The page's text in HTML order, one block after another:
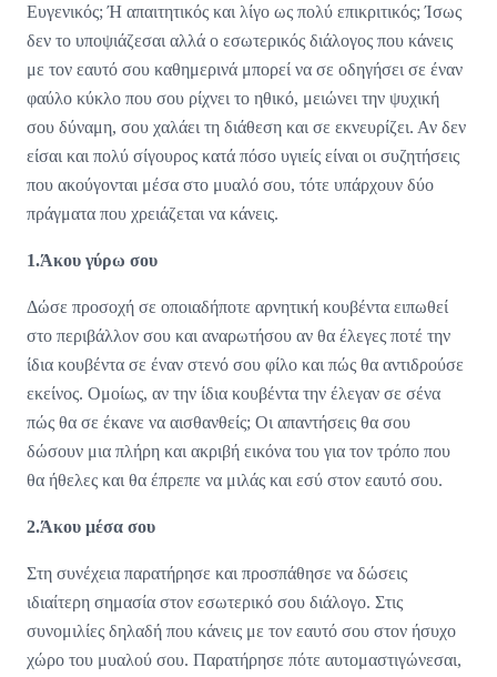
Ευγενικός; Ή απαιτητικός και λίγο ως πολύ επικριτικός; Ίσως
δεν το υποψιάζεσαι αλλά ο εσωτερικός διάλογος που κάνεις
με τον εαυτό σου καθημερινά μπορεί να σε οδηγήσει σε έναν
φαύλο κύκλο που σου ρίχνει το ηθικό, μειώνει την ψυχική
σου δύναμη, σου χαλάει τη διάθεση και σε εκνευρίζει. Αν δεν
είσαι και πολύ σίγουρος κατά πόσο υγιείς είναι οι συζητήσεις
που ακούγονται μέσα στο μυαλό σου, τότε υπάρχουν δύο
πράγματα που χρειάζεται να κάνεις.
1.Άκου γύρω σου
Δώσε προσοχή σε οποιαδήποτε αρνητική κουβέντα ειπωθεί
στο περιβάλλον σου και αναρωτήσου αν θα έλεγες ποτέ την
ίδια κουβέντα σε έναν στενό σου φίλο και πώς θα αντιδρούσε
εκείνος. Ομοίως, αν την ίδια κουβέντα την έλεγαν σε σένα
πώς θα σε έκανε να αισθανθείς; Οι απαντήσεις θα σου
δώσουν μια πλήρη και ακριβή εικόνα του για τον τρόπο που
θα ήθελες και θα έπρεπε να μιλάς και εσύ στον εαυτό σου.
2.Άκου μέσα σου
Στη συνέχεια παρατήρησε και προσπάθησε να δώσεις
ιδιαίτερη σημασία στον εσωτερικό σου διάλογο. Στις
συνομιλίες δηλαδή που κάνεις με τον εαυτό σου στον ήσυχο
χώρο του μυαλού σου. Παρατήρησε πότε αυτομαστιγώνεσαι,